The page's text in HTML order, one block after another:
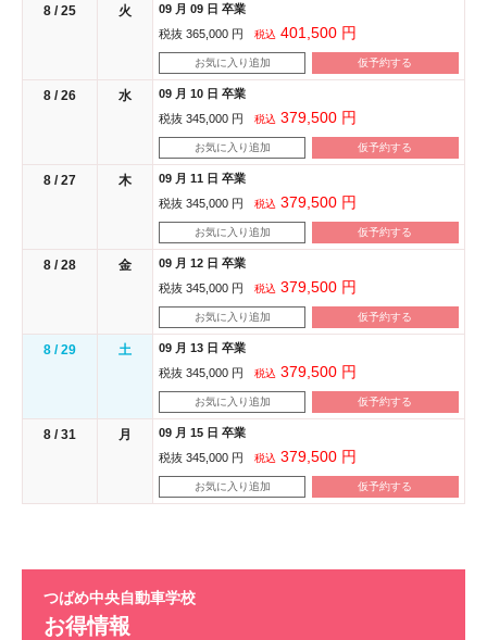
8 / 25 火
09 月 09 日 卒業
税抜 365,000 円 税込 401,500 円
お気に入り追加 仮予約する
8 / 26 水
09 月 10 日 卒業
税抜 345,000 円 税込 379,500 円
お気に入り追加 仮予約する
8 / 27 木
09 月 11 日 卒業
税抜 345,000 円 税込 379,500 円
お気に入り追加 仮予約する
8 / 28 金
09 月 12 日 卒業
税抜 345,000 円 税込 379,500 円
お気に入り追加 仮予約する
8 / 29 土
09 月 13 日 卒業
税抜 345,000 円 税込 379,500 円
お気に入り追加 仮予約する
8 / 31 月
09 月 15 日 卒業
税抜 345,000 円 税込 379,500 円
お気に入り追加 仮予約する
つばめ中央自動車学校
お得情報